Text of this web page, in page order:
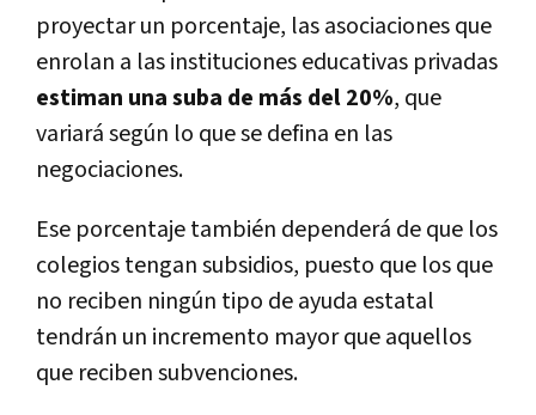
proyectar un porcentaje, las asociaciones que
enrolan a las instituciones educativas privadas
estiman una suba de más del 20%, que
variará según lo que se defina en las
negociaciones.
Ese porcentaje también dependerá de que los
colegios tengan subsidios, puesto que los que
no reciben ningún tipo de ayuda estatal
tendrán un incremento mayor que aquellos
que reciben subvenciones.